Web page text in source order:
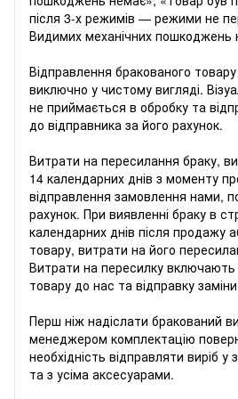
після 3-х режимів — режими не
Видимих ​​механічних пошкоджень
Відправлення бракованого
виключно у чистому вигляді.
не приймається в обробку та
до відправника за його рахунок.
Витрати на пересилання браку,
14 календарних днів з моменту
відправлення замовлення нами,
рахунок. При виявленні браку в
календарних днів після продажу
товару, витрати на його
Витрати на пересилку
товару до нас та відправку
Перш ніж надіслати бракований
менеджером комплектацію
необхідність відправляти виріб у
та з усіма аксесуарами.